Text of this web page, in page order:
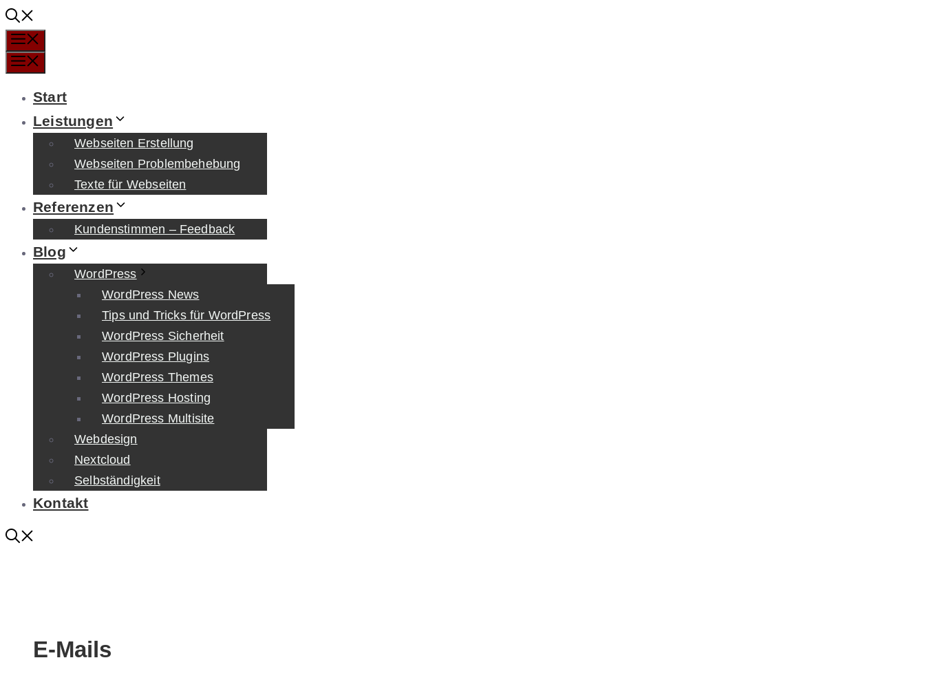
Zum
Inhalt
springen
Start
Leistungen
Webseiten Erstellung
Webseiten Problembehebung
Texte für Webseiten
Referenzen
Kundenstimmen – Feedback
Blog
WordPress
WordPress News
Tips und Tricks für WordPress
WordPress Sicherheit
WordPress Plugins
WordPress Themes
WordPress Hosting
WordPress Multisite
Webdesign
Nextcloud
Selbständigkeit
Kontakt
E-Mails